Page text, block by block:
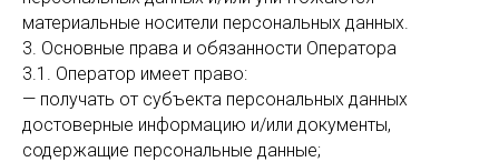
материальные носители персональных данных.
3. Основные права и обязанности Оператора
3.1. Оператор имеет право:
— получать от субъекта персональных данных
достоверные информацию и/или документы,
содержащие персональные данные;